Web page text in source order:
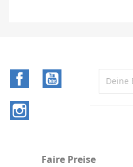
Facebook
Faire Preise